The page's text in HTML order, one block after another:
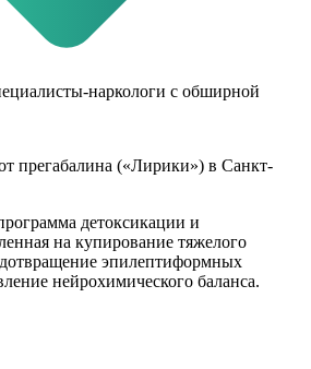
наркологи с обширной
прегабалина («Лирики») в Санкт-
детоксикации и
на купирование тяжелого
эпилептиформных
нейрохимического баланса.